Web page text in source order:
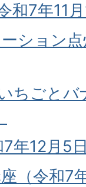
和7年11
ション
ちごと
年12月5
（令和7